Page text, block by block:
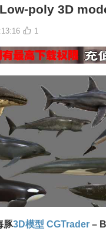
poly 3D
1
豚3D模型 CGTrader–